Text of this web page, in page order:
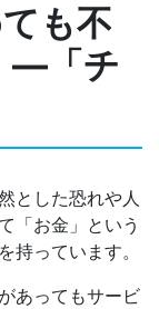
も不
―「チ
とした恐れや人
「お金」という
持っています。
あってもサービ